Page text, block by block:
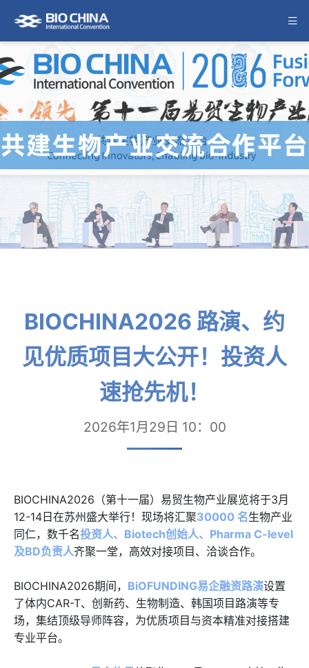
BIOCHINA2026 路演、约
见优质项目大公开！投资人
速抢先机！
2026年1月29日 10：00
BIOCHINA2026（第十一届）易贸生物产业展览将于3月
12-14日在苏州盛大举行！现场将汇聚30000 名生物产业
同仁，数千名投资人、Biotech创始人、Pharma C-level
及BD负责人齐聚一堂，高效对接项目、洽谈合作。
BIOCHINA2026期间， BiOFUNDING易企融资路演设置
了体内CAR-T、创新药、生物制造、韩国项目路演等专
场，集结顶级导师阵容，为优质项目与资本精准对接搭建
专业平台。